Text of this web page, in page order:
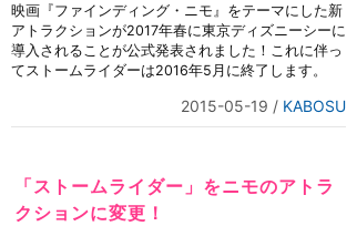
映画『ファインディング・ニモ』をテーマにした新
アトラクションが2017年春に東京ディズニーシーに
導入されることが公式発表されました！これに伴っ
てストームライダーは2016年5月に終了します。
2015-05-19 / KABOSU
「ストームライダー」をニモのアトラ
クションに変更！